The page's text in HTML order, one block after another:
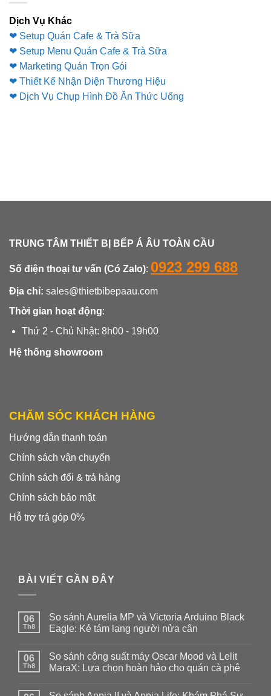
Dịch Vụ Khác
❤ Setup Quán Cafe & Trà Sữa
❤ Setup Menu Quán Cafe & Trà Sữa
❤ Marketing Quán Trọn Gói
❤ Thiết Kế Nhận Diện Thương Hiệu
❤ Dịch Vụ Chụp Hình Đồ Ăn Thức Uống
TRUNG TÂM THIẾT BỊ BẾP Á ÂU TOÀN CẦU
Số điện thoại tư vấn (Có Zalo): 0923 299 688
Địa chỉ: sales@thietbibepaau.com
Thời gian hoạt động:
Thứ 2 - Chủ Nhật: 8h00 - 19h00
Hệ thống showroom
CHĂM SÓC KHÁCH HÀNG
Hướng dẫn thanh toán
Chính sách vận chuyển
Chính sách đổi & trả hàng
Chính sách bảo mật
Hỗ trợ trả góp 0%
BÀI VIẾT GẦN ĐÂY
06
Th8
So sánh Aurelia MP và Victoria Arduino Black
Eagle: Kẻ tám lạng người nửa cân
bình
luận
ở
06
Th8
So sánh công suất máy Oscar Mood và Lelit
MaraX: Lựa chọn hoàn hảo cho quán cà phê